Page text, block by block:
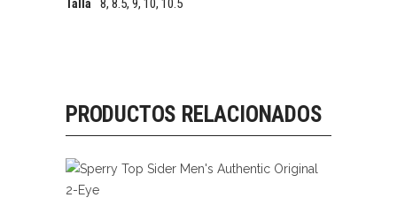
Talla 8, 8.5, 9, 10, 10.5
PRODUCTOS RELACIONADOS